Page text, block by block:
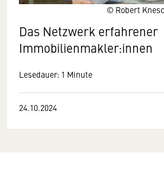
© Robert
Das Netzwerk erfahrener
Immobilienmakler:innen
Lesedauer: 1 Minute
24.10.2024